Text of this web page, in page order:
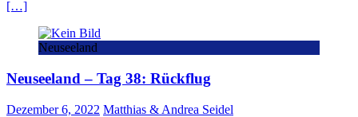
[…]
Neuseeland
Neuseeland – Tag 38: Rückflug
Dezember 6, 2022 Matthias & Andrea Seidel